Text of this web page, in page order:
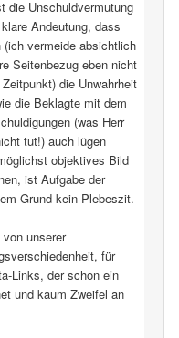
die Unschuldvermutung
Andeutung, dass
vermeide absichtlich
Seitenbezug eben nicht
die Unwahrheit
die Beklagte mit dem
(was Herr
tut!) auch lügen
objektives Bild
ist Aufgabe der
Grund kein Plebeszit.
unserer
für
Links, der schon ein
und kaum Zweifel an